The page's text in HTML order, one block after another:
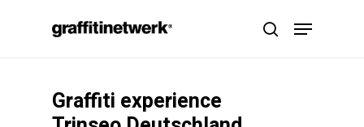
search
Menu
Graffiti experience